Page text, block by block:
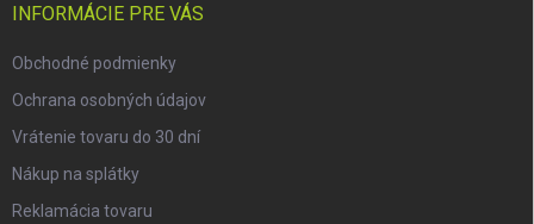
INFORMÁCIE PRE VÁS
Obchodné podmienky
Ochrana osobných údajov
Vrátenie tovaru do 30 dní
Nákup na splátky
Reklamácia tovaru